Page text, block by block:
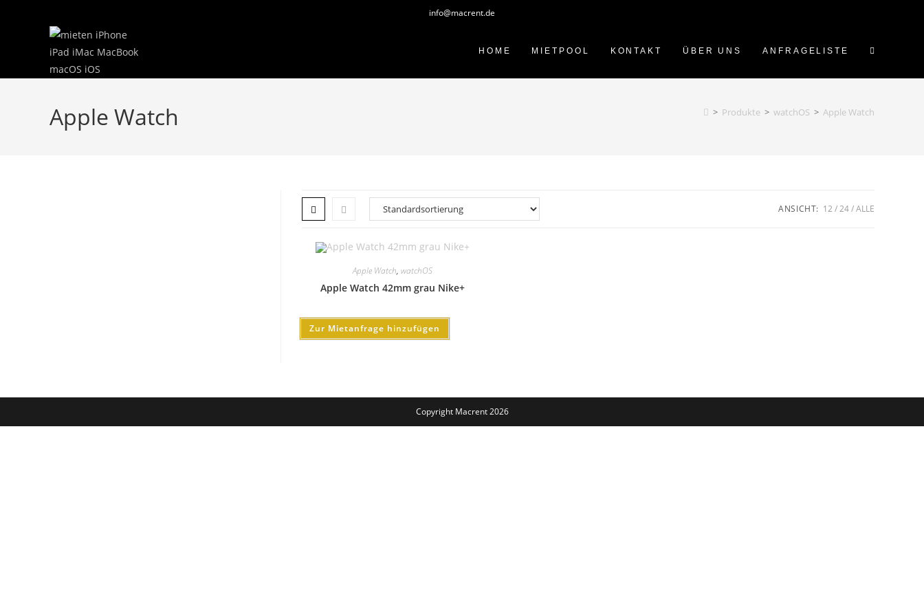
info@macrent.de
HOME MIETPOOL KONTAKT ÜBER UNS ANFRAGELISTE WEBSITE-
Apple Watch > Produkte > watchOS > Apple Watch
ANSICHT: 12 24 ALLE
Apple Watch,watchOS
Apple Watch 42mm grau Nike+
Zur Mietanfrage hinzufügen
Copyright Macrent 2026